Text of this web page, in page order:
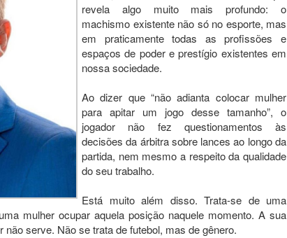
revela algo muito mais profundo: o
machismo existente não só no esporte, mas
em praticamente todas as profissões e
espaços de poder e prestígio existentes em
nossa sociedade.
Ao dizer que “não adianta colocar mulher
para apitar um jogo desse tamanho”, o
jogador não fez questionamentos às
decisões da árbitra sobre lances ao longo da
partida, nem mesmo a respeito da qualidade
do seu trabalho.
Está muito além disso. Trata-se de uma
mulher ocupar aquela posição naquele momento. A sua
serve. Não se trata de futebol, mas de gênero.